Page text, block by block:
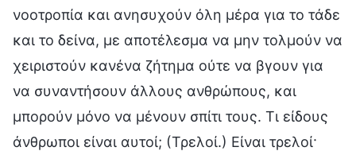
νοοτροπία και ανησυχούν όλη μέρα για το τάδε
και το δείνα, με αποτέλεσμα να μην τολμούν να
χειριστούν κανένα ζήτημα ούτε να βγουν για
να συναντήσουν άλλους ανθρώπους, και
μπορούν μόνο να μένουν σπίτι τους. Τι είδους
άνθρωποι είναι αυτοί; (Τρελοί.) Είναι τρελοί·